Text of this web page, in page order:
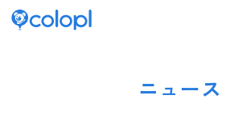
ニュース